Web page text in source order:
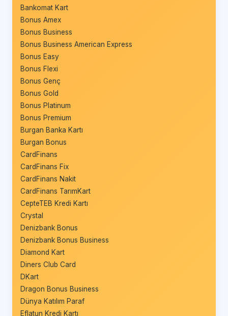
Bankomat Kart
Bonus Amex
Bonus Business
Bonus Business American Express
Bonus Easy
Bonus Flexi
Bonus Genç
Bonus Gold
Bonus Platinum
Bonus Premium
Burgan Banka Kartı
Burgan Bonus
CardFinans
CardFinans Fix
CardFinans Nakit
CardFinans TarımKart
CepteTEB Kredi Kartı
Crystal
Denizbank Bonus
Denizbank Bonus Business
Diamond Kart
Diners Club Card
DKart
Dragon Bonus Business
Dünya Katılım Paraf
Eflatun Kredi Kartı